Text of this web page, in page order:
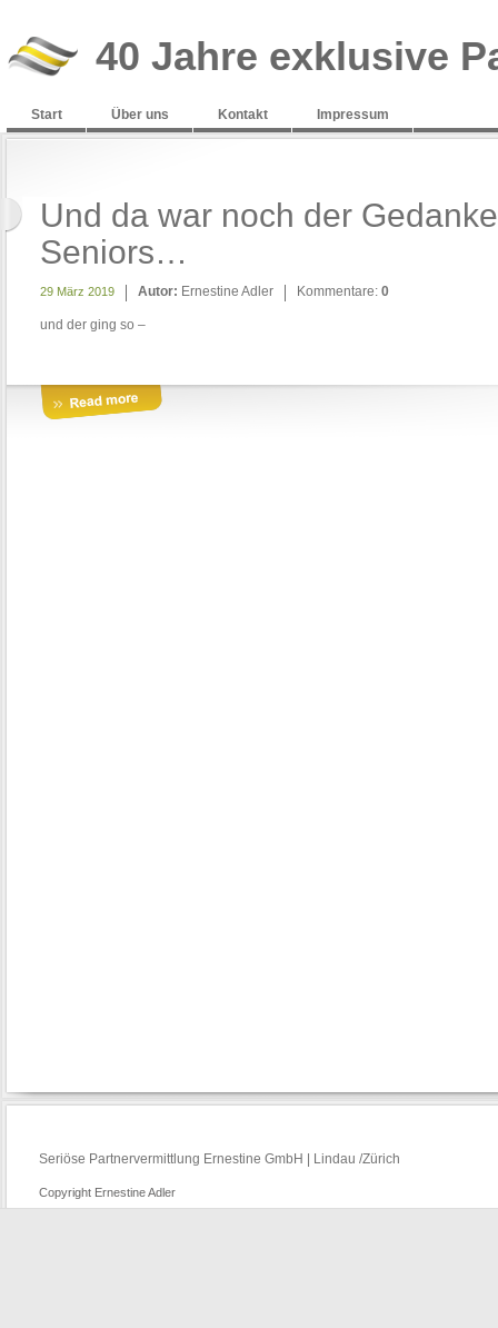
40 Jahre exklusive
Start Über uns Kontakt Impressum
Und da war noch der
Seniors…
29 März 2019 Autor: Ernestine Adler Kommentare: 0
und der ging so –
Seriöse Partnervermittlung Ernestine GmbH | Lindau /Zürich
Copyright Ernestine Adler